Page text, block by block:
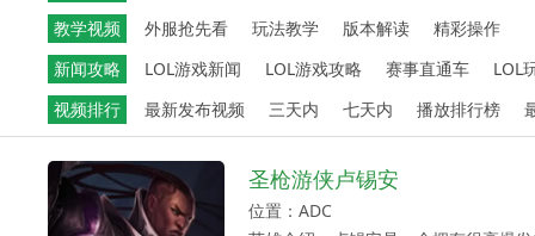
教学视频
外服抢先看 玩法教学 版本解读
精彩操作
新闻攻略
LOL游戏新闻 LOL游戏攻略 赛事直通车
LOL
视频排行
最新发布视频 三天内 七天内 播放排行榜
圣枪游侠卢锡安
位置：ADC